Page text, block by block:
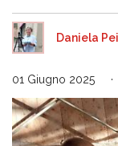
Daniela
01 Giugno 2025